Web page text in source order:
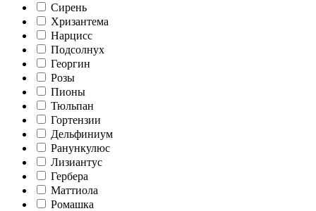
Сирень
Хризантема
Нарцисс
Подсолнух
Георгин
Розы
Пионы
Тюльпан
Гортензии
Дельфиниум
Ранункулюс
Лизиантус
Гербера
Маттиола
Ромашка